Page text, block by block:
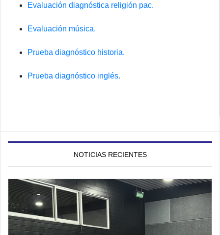
Evaluación diagnóstica religión pac.
Evaluación música.
Prueba diagnóstico historia.
Prueba diagnóstico inglés.
NOTICIAS RECIENTES